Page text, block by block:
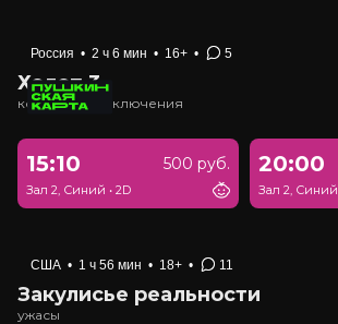
Россия • 2 ч 6 мин • 16+ • 5
Холоп 3
комедия, приключения
15:10 500 руб.
Зал 2, Синий • 2D
20:00
Зал 2, Синий
США • 1 ч 56 мин • 18+ • 11
Закулисье реальности
ужасы